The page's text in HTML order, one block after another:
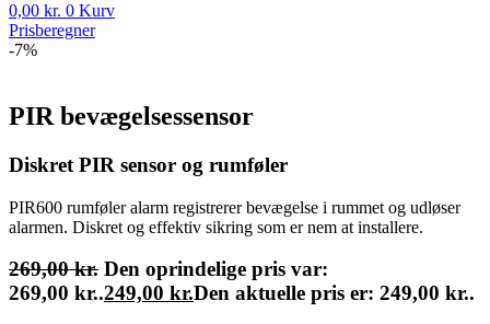
0,00 kr. 0 Kurv
Prisberegner
-7%
PIR bevægelsessensor
Diskret PIR sensor og rumføler
PIR600 rumføler alarm registrerer bevægelse i rummet og udløser
alarmen. Diskret og effektiv sikring som er nem at installere.
269,00kr. Den oprindelige pris var:
269,00 kr..249,00 kr.Den aktuelle pris er: 249,00 kr..